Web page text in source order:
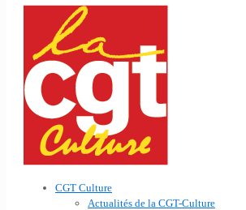
CGT Culture
Actualités de la CGT-Culture